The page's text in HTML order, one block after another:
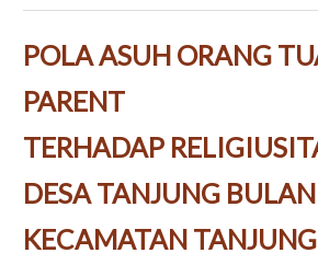
POLA ASUH ORANG
PARENT
TERHADAP
DESA TANJUNG BULAN
KECAMATAN